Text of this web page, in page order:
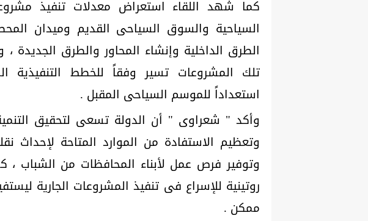
كما شهد اللقاء استعراض معدلات تنفيذ
السياحية والسوق السياحى القديم وميدان
الطرق الداخلية وإنشاء المحاور والطرق الجديدة
تلك المشروعات تسير وفقاً للخطط التنفيذية
استعداداً للموسم السياحى المقبل .
وأكد " شعراوى " أن الدولة تسعى لتحقيق
وتعظيم الاستفادة من الموارد المتاحة لإحداث
وتوفير فرص عمل لأبناء المحافظات من الشباب ،
روتينية للإسراع فى تنفيذ المشروعات الجارية
ممكن .